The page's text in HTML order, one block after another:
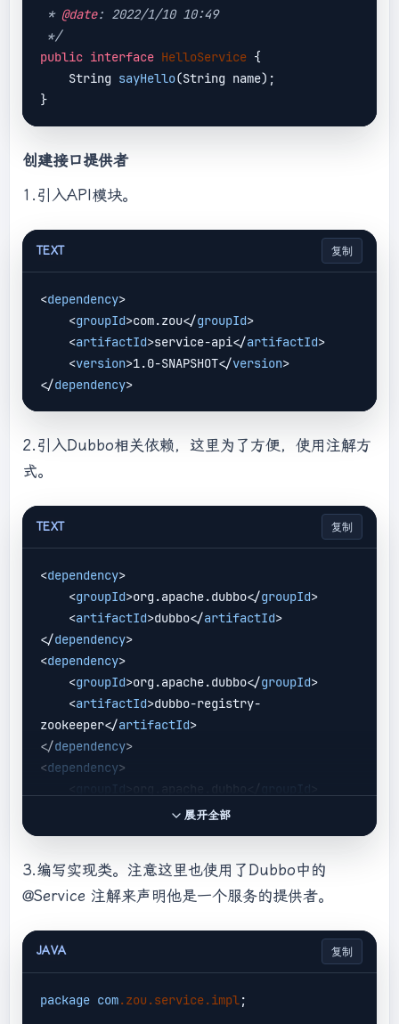
* @date: 2022/1/10 10:49
*/
public interface HelloService {
String sayHello(String name) ;
创建接口提供者
1.引入API模块。
TEXT 复制
<dependency>
<groupId>com.zou</groupId>
<artifactId>service-api</artifactId>
<version>1.0-SNAPSHOT</version>
</dependency>
2.引入Dubbo相关依赖，这里为了方便，使用注解方
式。
TEXT 复制
<dependency>
<groupId>org.apache.dubbo</groupId>
<artifactId>dubbo</artifactId>
</dependency>
<dependency>
<groupId>org.apache.dubbo</groupId>
<artifactId>dubbo-registry-
zookeeper</artifactId>
</dependency>
<dependency>
groupId org.apache.dubbo </ groupId
dubbo-rpc-dubbo
<groupId >org.apache.dubbo </groupId >
<artifactId>dubbo-remoting-
< dependency
<artifactId >dubbo-serialization-
展开全部
3.编写实现类。注意这里也使用了Dubbo中的
@Service 注解来声明他是一个服务的提供者。
JAVA 复制
package com.zou .service.impl;